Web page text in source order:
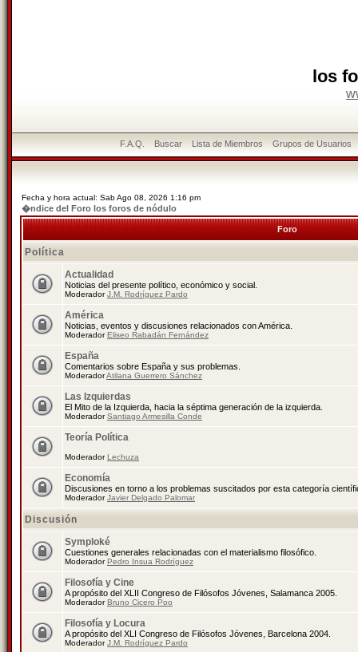
los
F.A.Q. Buscar Lista de Miembros Grupos de Usuarios
Fecha y hora actual: Sab Ago 08, 2026 1:16 pm
�ndice del Foro los foros de nódulo
Foro
Política
Actualidad
Noticias del presente político, económico y social.
ModeradorJ.M. Rodríguez Pardo
América
Noticias, eventos y discusiones relacionados con América.
ModeradorEliseo Rabadán Fernández
España
Comentarios sobre España y sus problemas.
ModeradorAtilana Guerrero Sánchez
Las Izquierdas
El Mito de la Izquierda, hacia la séptima generación de la izquierda.
ModeradorSantiago Armesilla Conde
Teoría Política
ModeradorLechuza
Economía
Discusiones en torno a los problemas suscitados por esta categoría
ModeradorJavier Delgado Palomar
Discusión
Symploké
Cuestiones generales relacionadas con el materialismo filosófico.
ModeradorPedro Insua Rodríguez
Filosofía y Cine
A propósito del XLII Congreso de Filósofos Jóvenes, Salamanca 2005.
ModeradorBruno Cicero Poo
Filosofía y Locura
A propósito del XLI Congreso de Filósofos Jóvenes, Barcelona 2004.
ModeradorJ.M. Rodríguez Pardo